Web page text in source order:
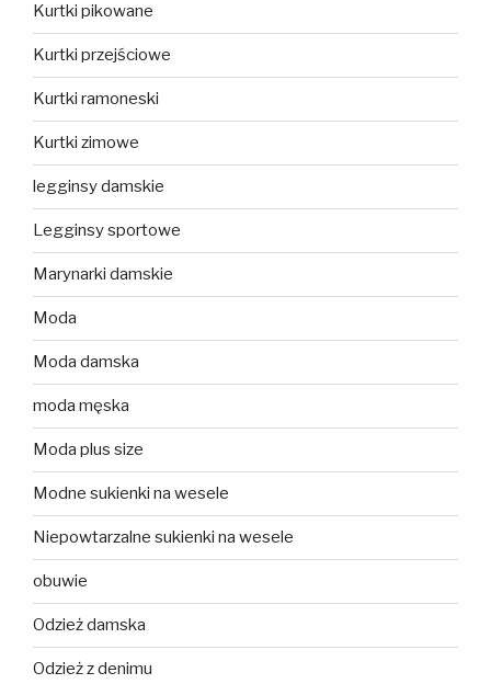
Kurtki pikowane
Kurtki przejściowe
Kurtki ramoneski
Kurtki zimowe
legginsy damskie
Legginsy sportowe
Marynarki damskie
Moda
Moda damska
moda męska
Moda plus size
Modne sukienki na wesele
Niepowtarzalne sukienki na wesele
obuwie
Odzież damska
Odzież z denimu